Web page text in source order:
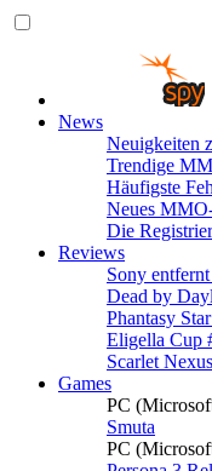
News
Neuigkeiten
Trendige
Häufigste
Neues
Die
Reviews
Sony
Dead by
Phantasy
Eligella Cup
Scarlet
Games
PC
Smuta
PC